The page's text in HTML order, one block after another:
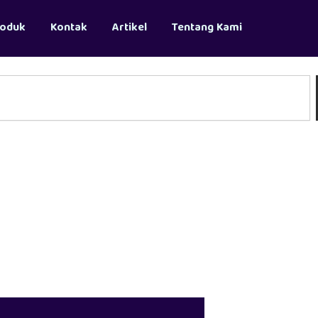
Kontak Artikel Tentang Kami